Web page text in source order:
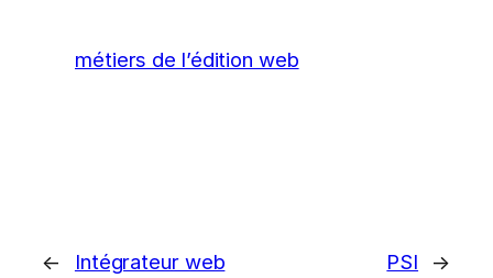
métiers de l’édition web
← Intégrateur web PSI →